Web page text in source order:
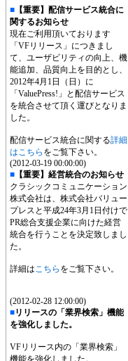
■ 【重要】配信サービス統合に
関するお知らせ
現在ご利用頂いております
「VFリリース」につきまし
て、ユーザビリティの向上、機
能追加、品質向上を目的とし、
2012年4月1日（日）に
「ValuePress!」と配信サービス
を統合させて頂く運びとなりま
した。
配信サービス統合に関する詳細
はこちら をご覧下さい。
(2012-03-19 00:00:00)
■ 【重要】経営統合のお知らせ
クラシックコミュニケーション
株式会社は、株式会社バリュー
プレスと平成24年3月1日付けで
PR総合支援企業に向けた経営
統合を行うことを決定致しまし
た。
詳細はこちら をご覧下さい。
(2012-02-28 12:00:00)
■リリースの「業界検索」機能
を強化しました。
VFリリース内の「業界検索」
機能を強化しました。